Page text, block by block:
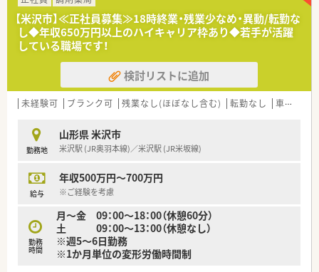
伸ばせる研修が整っています。
■サプリメント管理士やアロマテラピー検定といった資格取得
を目指し、100種類以上ある講座から希望のものを選択して受講
できる通信教育もございます。
ト、店舗運営スキルを学習する研修もあります。
【米沢市】≪正社員募集≫18時終業・残業少なめ・異動/転勤な
し◆年収650万円以上のハイキャリア枠あり◆若手が活躍
している職場です！
検討リストに追加
未経験可 ブランク可 残業なし(ほぼなし含む) 転勤なし 車通勤可
勤務地
山形県 米沢市
米沢駅 (JR奥羽本線)／米沢駅 (JR米坂線)
給与
年収500万円～700万円
※ご経験を考慮
勤務
時間
月～金 09：00～18：00（休憩60分）
土 09：00～13：00（休憩なし）
※週5～6日勤務
※1か月単位の変形労働時間制